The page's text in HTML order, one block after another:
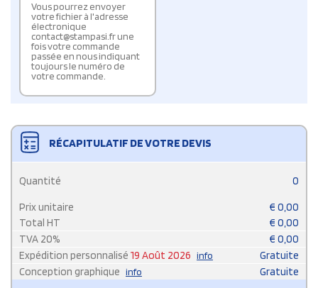
Vous pourrez envoyer
votre fichier à l'adresse
électronique
contact@stampasi.fr une
fois votre commande
passée en nous indiquant
toujours le numéro de
votre commande.
RÉCAPITULATIF DE VOTRE DEVIS
Quantité 0
Prix unitaire € 0,00
Total HT
€ 0,00
TVA 20% € 0,00
Expédition personnalisé 19 Août 2026 info
Gratuite
Conception graphique info Gratuite